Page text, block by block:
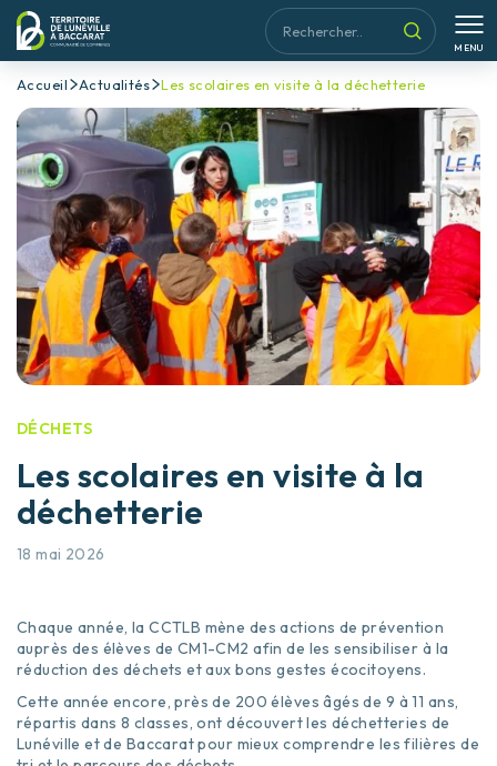
MENU
Accueil Actualités Les scolaires en visite à la déchetterie
DÉCHETS
Les scolaires en visite à la
déchetterie
18 mai 2026
Chaque année, la CCTLB mène des actions de prévention
auprès des élèves de CM1-CM2 afin de les sensibiliser à la
réduction des déchets et aux bons gestes écocitoyens.
Cette année encore, près de 200 élèves âgés de 9 à 11 ans,
répartis dans 8 classes, ont découvert les déchetteries de
Lunéville et de Baccarat pour mieux comprendre les filières de